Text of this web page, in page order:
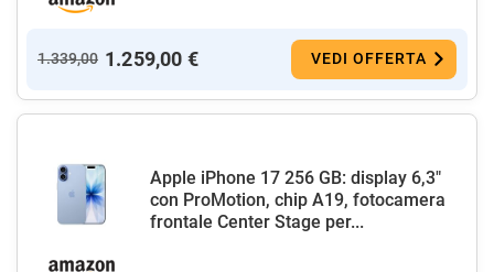
1.339,00 1.259,00 € VEDI OFFERTA
Apple iPhone 17 256 GB: display 6,3"
con ProMotion, chip A19, fotocamera
frontale Center Stage per...